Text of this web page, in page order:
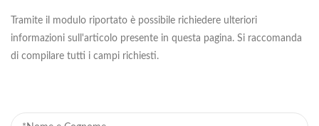
Tramite il modulo riportato è possibile richiedere ulteriori
informazioni sull'articolo presente in questa pagina. Si raccomanda
di compilare tutti i campi richiesti.